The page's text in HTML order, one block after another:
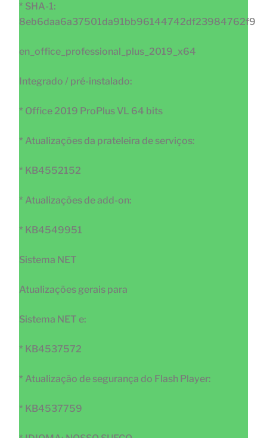
* SHA-1:
8eb6daa6a37501da91bb96144742df23984762f9
en_office_professional_plus_2019_x64
Integrado / pré-instalado:
* Office 2019 ProPlus VL 64 bits
* Atualizações da prateleira de serviços:
* KB4552152
* Atualizações de add-on:
* KB4549951
Sistema NET
Atualizações gerais para
Sistema NET e:
* KB4537572
* Atualização de segurança do Flash Player:
* KB4537759